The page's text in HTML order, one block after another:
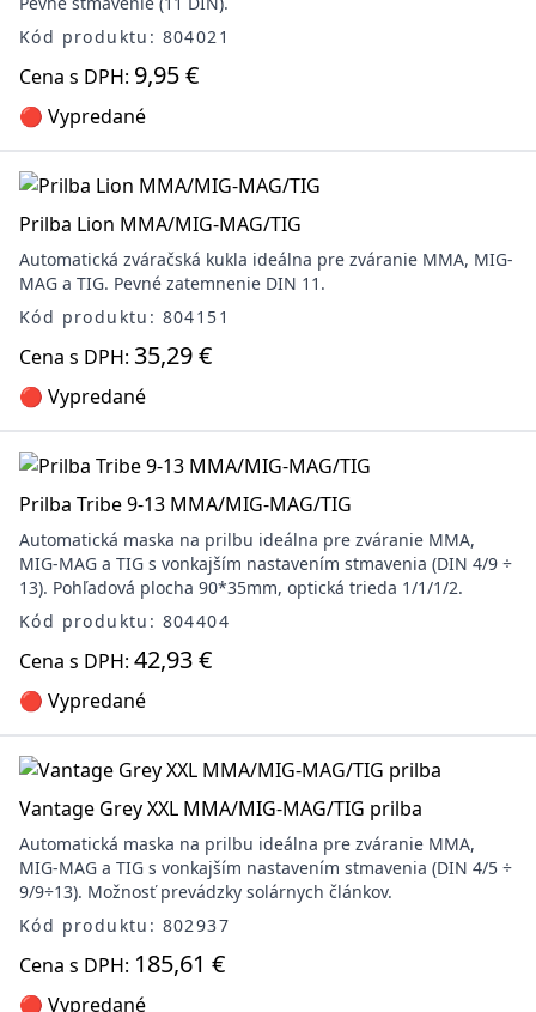
Kód produktu: 804021
Cena s DPH: 9,95 €
🔴 Vypredané
Prilba Lion MMA/MIG-MAG/TIG
Automatická zváračská kukla ideálna pre zváranie MMA, MIG-
MAG a TIG. Pevné zatemnenie DIN 11.
Kód produktu: 804151
Cena s DPH: 35,29 €
🔴 Vypredané
Prilba Tribe 9-13 MMA/MIG-MAG/TIG
Automatická maska na prilbu ideálna pre zváranie MMA,
MIG-MAG a TIG s vonkajším nastavením stmavenia (DIN 4/9 ÷
13). Pohľadová plocha 90*35mm, optická trieda 1/1/1/2.
Kód produktu: 804404
Cena s DPH: 42,93 €
🔴 Vypredané
Vantage Grey XXL MMA/MIG-MAG/TIG prilba
Automatická maska na prilbu ideálna pre zváranie MMA,
MIG-MAG a TIG s vonkajším nastavením stmavenia (DIN 4/5 ÷
9/9÷13). Možnosť prevádzky solárnych článkov.
Kód produktu: 802937
Cena s DPH: 185,61 €
🔴 Vypredané